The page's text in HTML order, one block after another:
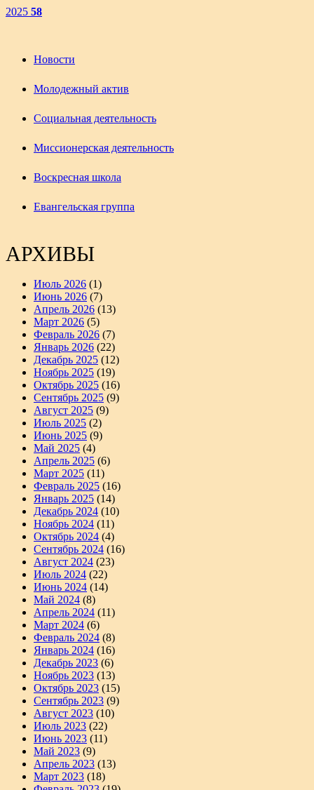
2025 58
Новости
Молодежный актив
Социальная деятельность
Миссионерская деятельность
Воскресная школа
Евангельская группа
АРХИВЫ
Июль 2026 (1)
Июнь 2026 (7)
Апрель 2026 (13)
Март 2026 (5)
Февраль 2026 (7)
Январь 2026 (22)
Декабрь 2025 (12)
Ноябрь 2025 (19)
Октябрь 2025 (16)
Сентябрь 2025 (9)
Август 2025 (9)
Июль 2025 (2)
Июнь 2025 (9)
Май 2025 (4)
Апрель 2025 (6)
Март 2025 (11)
Февраль 2025 (16)
Январь 2025 (14)
Декабрь 2024 (10)
Ноябрь 2024 (11)
Октябрь 2024 (4)
Сентябрь 2024 (16)
Август 2024 (23)
Июль 2024 (22)
Июнь 2024 (14)
Май 2024 (8)
Апрель 2024 (11)
Март 2024 (6)
Февраль 2024 (8)
Январь 2024 (16)
Декабрь 2023 (6)
Ноябрь 2023 (13)
Октябрь 2023 (15)
Сентябрь 2023 (9)
Август 2023 (10)
Июль 2023 (22)
Июнь 2023 (11)
Май 2023 (9)
Апрель 2023 (13)
Март 2023 (18)